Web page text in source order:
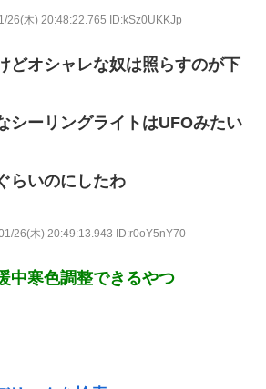
26(木) 20:48:22.765 ID:kSz0UKKJp
どオシャレな奴は照らすのが下
シーリングライトはUFOみたい
らいのにしたわ
26(木) 20:49:13.943 ID:r0oY5nY70
中寒色調整できるやつ